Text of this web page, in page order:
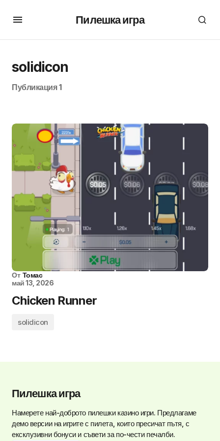
Пилешка игра
solidicon
Публикация 1
От Томас
май 13, 2026
Chicken Runner
solidicon
Пилешка игра
Намерете най-доброто пилешки казино игри. Предлагаме
демо версии на игрите с пилета, които пресичат пътя, с
ексклузивни бонуси и съвети за по-чести печалби.